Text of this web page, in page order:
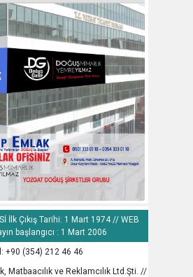
İlk Çıkış Tarihi: 1 Mart 1974 // WEB
başlangıcı : 1 Mart 2006
+90 (354) 212 46 46
Matbaacılık ve Reklamcılık Ltd.Şti. //